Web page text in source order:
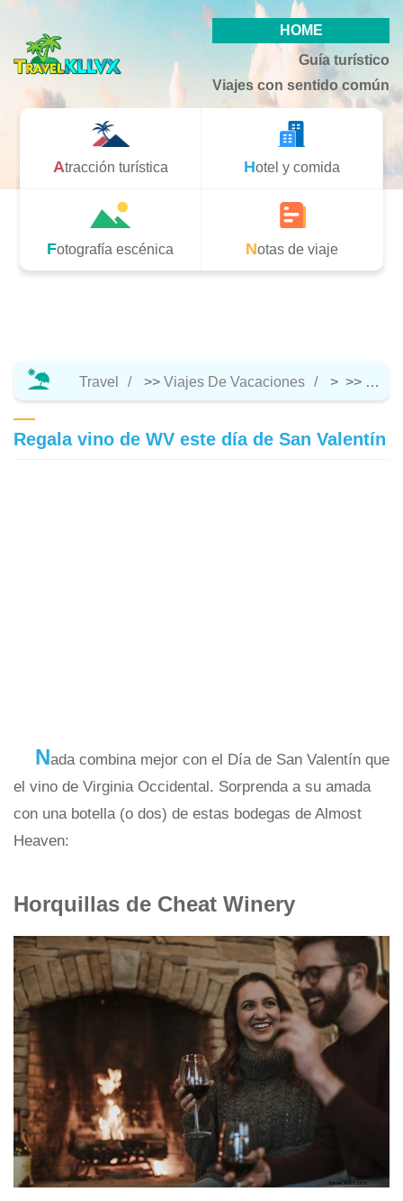
HOME
Guía turístico
Viajes con sentido común
Atracción turística Hotel y comida
Fotografía escénica Notas de viaje
Travel >> Viajes De Vacaciones > >>
Regala vino de WV este día de San Valentín
Nada combina mejor con el Día de San Valentín que
el vino de Virginia Occidental. Sorprenda a su amada
con una botella (o dos) de estas bodegas de Almost
Heaven:
Horquillas de Cheat Winery